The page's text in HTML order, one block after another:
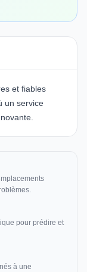
et fiables
un service
pour prédire et
à une